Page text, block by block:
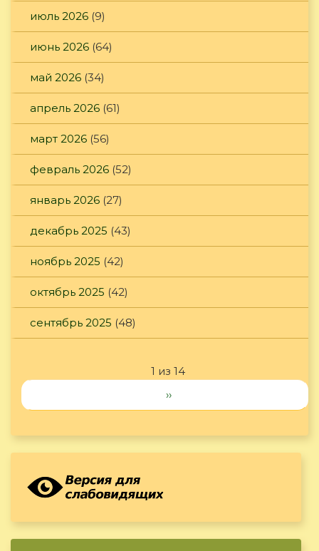
июль 2026 (9)
июнь 2026 (64)
май 2026 (34)
апрель 2026 (61)
март 2026 (56)
февраль 2026 (52)
январь 2026 (27)
декабрь 2025 (43)
ноябрь 2025 (42)
октябрь 2025 (42)
сентябрь 2025 (48)
1 из 14
››